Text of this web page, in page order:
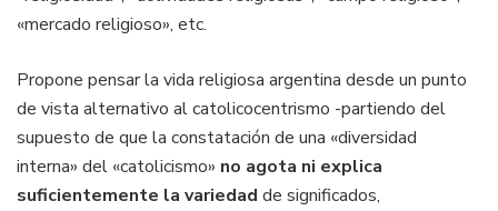
«mercado religioso», etc.
Propone pensar la vida religiosa argentina desde un punto
de vista alternativo al catolicocentrismo -partiendo del
supuesto de que la constatación de una «diversidad
interna» del «catolicismo» no agota ni explica
suficientemente la variedad de significados,